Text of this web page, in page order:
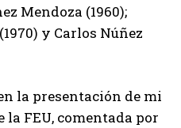
Mendoza (1960);
y Carlos Núñez
la presentación de mi
FEU, comentada por